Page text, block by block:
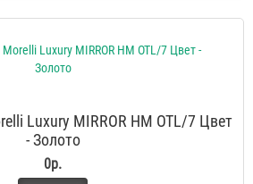
Luxury MIRROR HM OTL/7 Цвет
- Золото
0р.